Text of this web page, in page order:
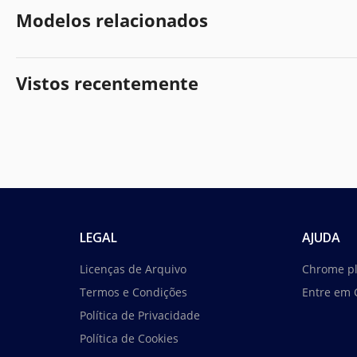
Modelos relacionados
Vistos recentemente
LEGAL
Licenças de Arquivo
Termos e Condições
Política de Privacidade
Política de Cookies
AJUDA
Chrome
Entre em